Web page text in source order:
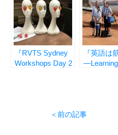
1―』
『RVTS Sydney
Workshops Day 2
『英語は
―Learning
＜前の記事